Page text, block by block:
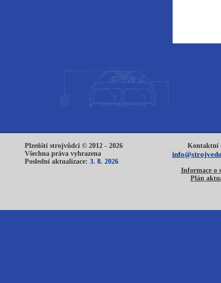
Plzeňští strojvůdci © 2012 - 2026
Všechna práva vyhrazena
Poslední aktualizace: 3. 8. 2026
Kontaktní
Informace o
Plán